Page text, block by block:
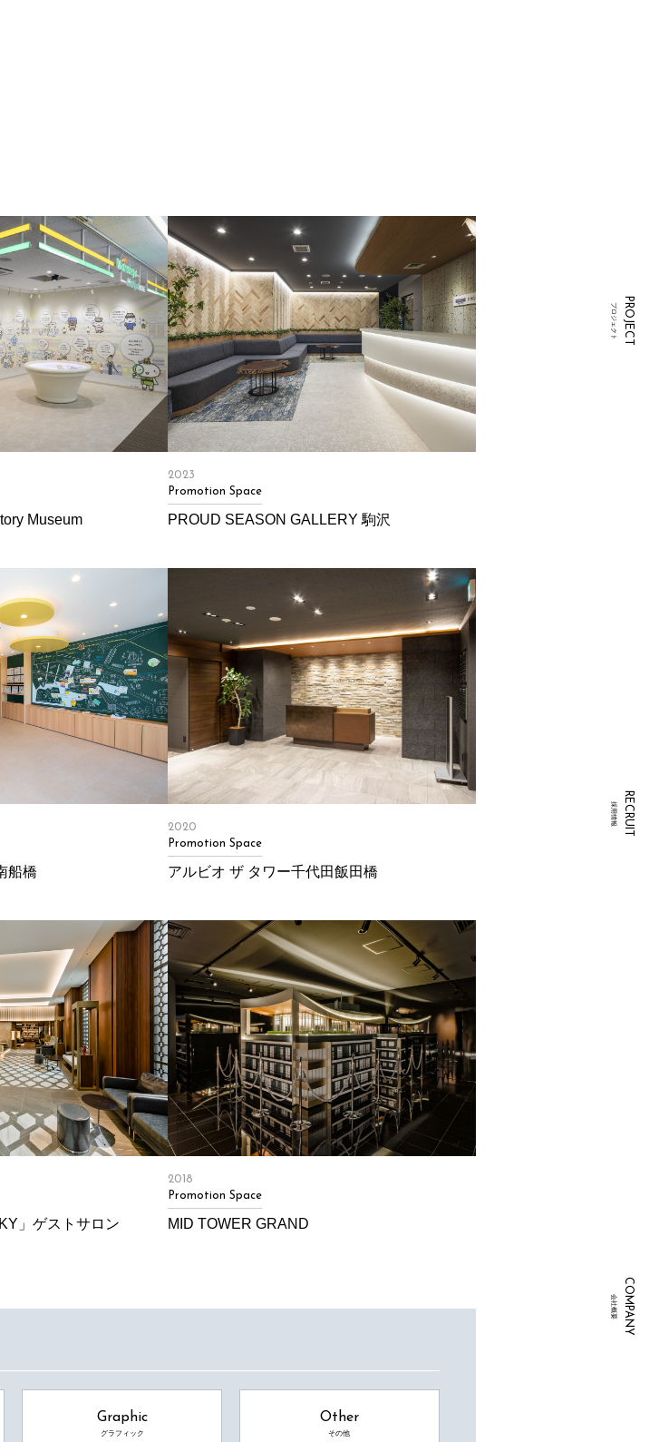
PROJECT
プロジェクト
RECRUIT
採用情報
COMPANY
会社概要
Museum
2023
Promotion Space
PROUD SEASON GALLERY 駒沢
船橋
2020
Promotion Space
アルビオ ザ タワー千代田飯田橋
」ゲストサロン
2018
Promotion Space
MID TOWER GRAND
Graphic
グラフィック
Other
その他